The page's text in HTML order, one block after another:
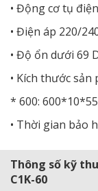
• Động cơ tụ
• Điện áp 220/
• Độ ổn dưới 69
• Kích thước sản
* 600:
• Thời gian bảo
Thông số kỹ
C1K-60